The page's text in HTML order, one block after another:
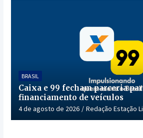
BRASIL
Caixa e 99 fecham parceria
financiamento de veículos
4 de agosto de 2026 Redação Estação